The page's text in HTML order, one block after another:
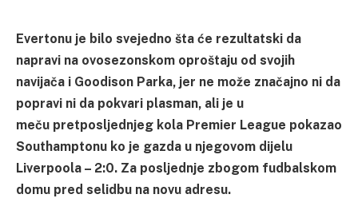
Evertonu je bilo svejedno šta će rezultatski da
napravi na ovosezonskom oproštaju od svojih
navijača i Goodison Parka, jer ne može značajno ni da
popravi ni da pokvari plasman, ali je u
meču pretposljednjeg kola Premier League pokazao
Southamptonu ko je gazda u njegovom dijelu
Liverpoola – 2:0. Za posljednje zbogom fudbalskom
domu pred selidbu na novu adresu.